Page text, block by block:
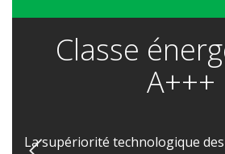
Classe
A+++
La supériorité technologique